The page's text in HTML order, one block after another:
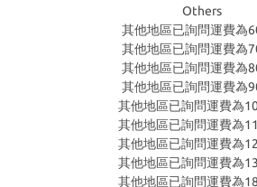
Others
其他地區已詢問運費為
其他地區已詢問運費為
其他地區已詢問運費為
其他地區已詢問運費為
其他地區已詢問運費為
其他地區已詢問運費為
其他地區已詢問運費為
其他地區已詢問運費為
其他地區已詢問運費為